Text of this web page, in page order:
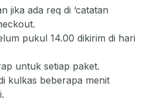
jika ada req di ‘catatan
pukul 14.00 dikirim di hari
untuk setiap paket.
kulkas beberapa menit